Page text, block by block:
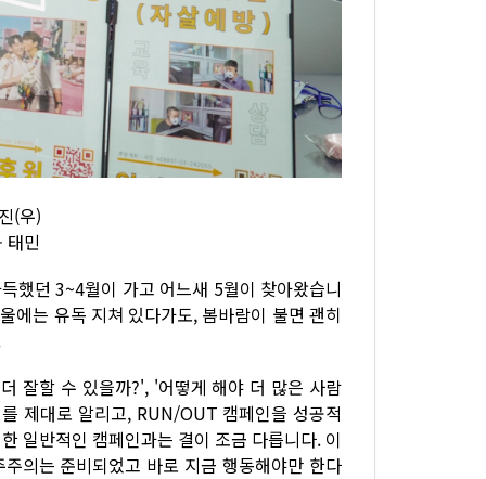
(우)
태민
했던 3~4월이 가고 어느새 5월이 찾아왔습니
에는 유독 지쳐 있다가도, 봄바람이 불면 괜히
잘할 수 있을까?', '어떻게 해야 더 많은 사람
제대로 알리고, RUN/OUT 캠페인을 성공적
일반적인 캠페인과는 결이 조금 다릅니다. 이
의는 준비되었고 바로 지금 행동해야만 한다